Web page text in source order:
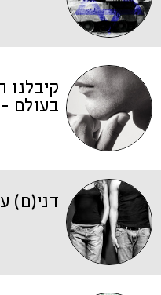
בעולם -
דני(ם)